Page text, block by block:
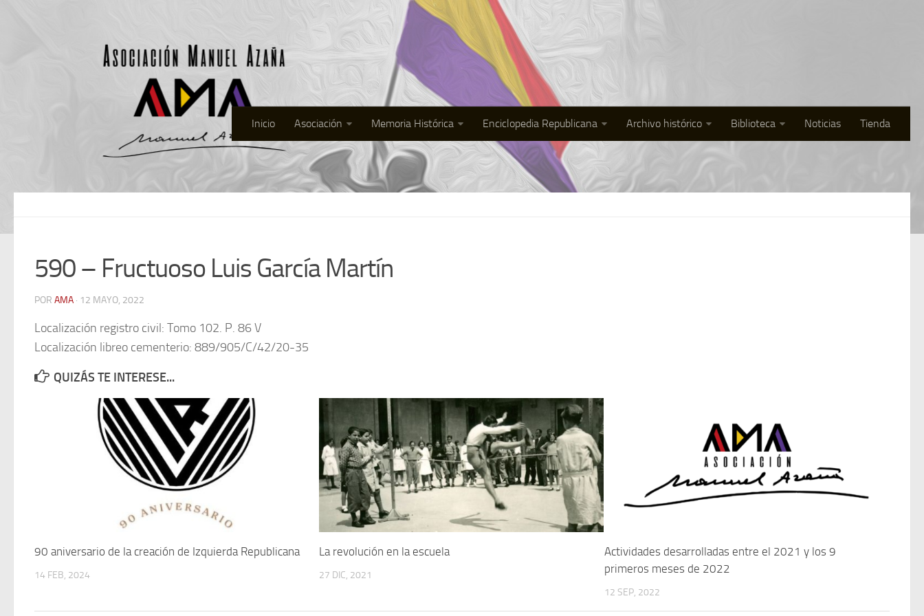
Inicio Asociación Memoria Histórica Enciclopedia Republicana Archivo histórico Biblioteca Noticias Tienda
590 – Fructuoso Luis García Martín
POR AMA · 12 MAYO, 2022
Localización registro civil: Tomo 102. P. 86 V
Localización libreo cementerio: 889/905/C/42/20-35
QUIZÁS TE INTERESE...
90 aniversario de la creación de Izquierda Republicana
14 FEB, 2024
La revolución en la escuela
27 DIC, 2021
Actividades desarrolladas entre el 2021 y los 9
primeros meses de 2022
12 SEP, 2022